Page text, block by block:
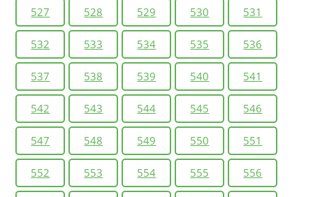
527 528 529 530 531
532 533 534 535 536
537 538 539 540 541
542 543 544 545 546
547 548 549 550 551
552 553 554 555 556